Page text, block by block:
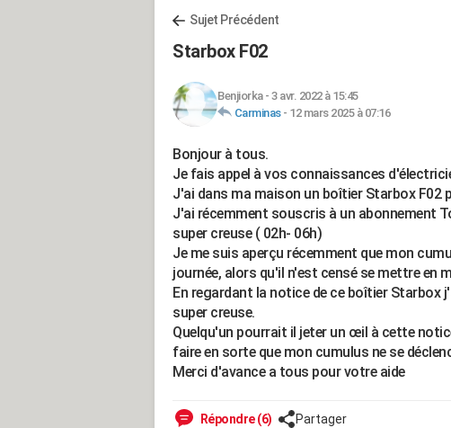
Sujet Précédent
Starbox F02
Benjiorka- 3 avr. 2022 à 15:45
Carminas- 12 mars 2025 à 07:16
Bonjour à tous.
Je fais appel à vos connaissances
J'ai dans ma maison un boîtier Starbox
J'ai récemment souscris à un abonnement
super creuse ( 02h- 06h)
Je me suis aperçu récemment que mon
journée, alors qu'il n'est censé se mettre en
En regardant la notice de ce boîtier Starbox
super creuse.
Quelqu'un pourrait il jeter un œil à cette
faire en sorte que mon cumulus ne se
Merci d'avance a tous pour votre aide
Répondre (6) Partager